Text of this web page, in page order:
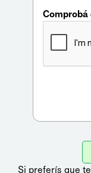
Comprobá
Si preferís que